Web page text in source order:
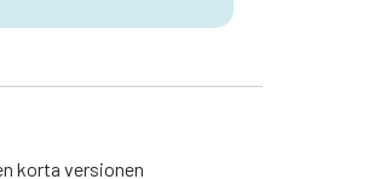
korta versionen